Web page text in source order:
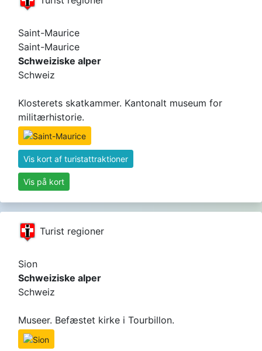
Saint-Maurice
Saint-Maurice
Schweiziske alper
Schweiz
Klosterets skatkammer. Kantonalt museum for
militærhistorie.
Vis kort af turistattraktioner
Vis på kort
Turist regioner
Sion
Schweiziske alper
Schweiz
Museer. Befæstet kirke i Tourbillon.